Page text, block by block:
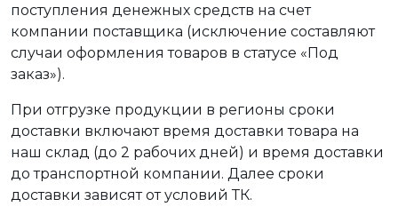
поступления денежных средств на счет
компании поставщика (исключение составляют
случаи оформления товаров в статусе «Под
заказ»).
При отгрузке продукции в регионы сроки
доставки включают время доставки товара на
наш склад (до 2 рабочих дней) и время доставки
до транспортной компании. Далее сроки
доставки зависят от условий ТК.